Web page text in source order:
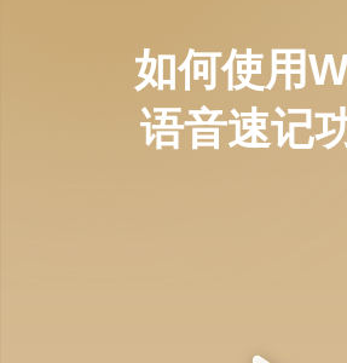
如何使用
语音速记